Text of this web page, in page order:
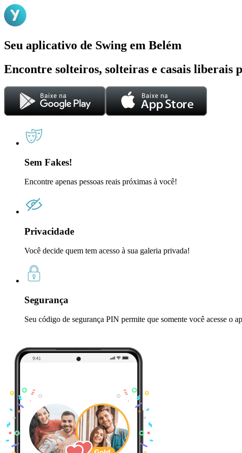
Seu aplicativo de Swing em Belém
Encontre solteiros, solteiras e casais liberais
Sem Fakes!
Encontre apenas pessoas reais próximas à você!
Privacidade
Você decide quem tem acesso à sua galeria privada!
Segurança
Seu código de segurança PIN permite que somente você acesse o